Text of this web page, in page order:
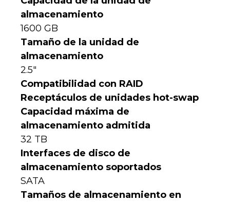
almacenamiento
1600 GB
Tamaño de la unidad de
almacenamiento
2.5″
Compatibilidad con RAID
Receptáculos de unidades hot-swap
Capacidad máxima de
almacenamiento admitida
32 TB
Interfaces de disco de
almacenamiento soportados
SATA
Tamaños de almacenamiento en